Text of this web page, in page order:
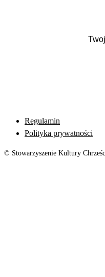
Regulamin
Polityka prywatności
© Stowarzyszenie Kultury